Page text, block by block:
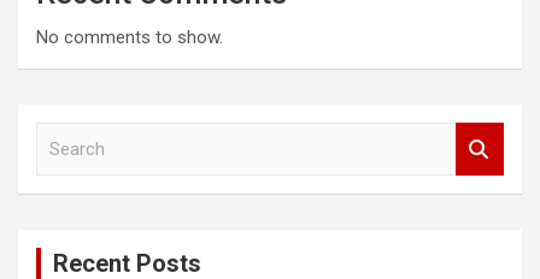
No comments to show.
Recent Posts